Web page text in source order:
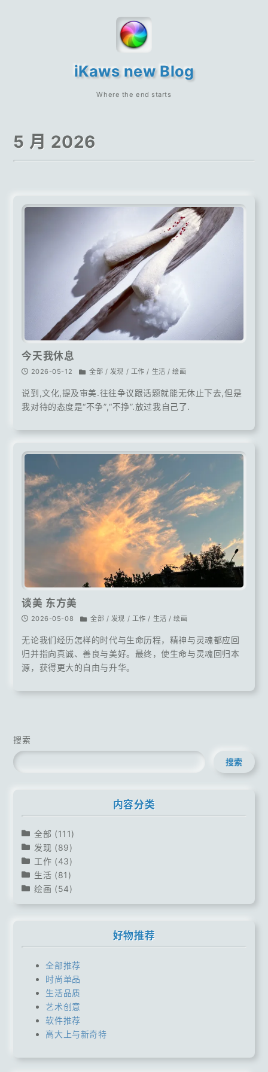
iKaws new Blog
Where the end starts
5 月 2026
今天我休息
2026-05-12 全部 / 发现 / 工作 / 生活 / 绘画
说到,文化,提及审美.往往争议跟话题就能无休止下去,但是
我对待的态度是“不争”,“不挣”.放过我自己了.
谈美 东方美
2026-05-08 全部 / 发现 / 工作 / 生活 / 绘画
无论我们经历怎样的时代与生命历程，精神与灵魂都应回
归并指向真诚、善良与美好。最终，使生命与灵魂回归本
源，获得更大的自由与升华。
搜索
搜索
内容分类
全部 (111)
发现 (89)
工作 (43)
生活 (81)
绘画 (54)
好物推荐
全部推荐
时尚单品
生活品质
艺术创意
软件推荐
高大上与新奇特